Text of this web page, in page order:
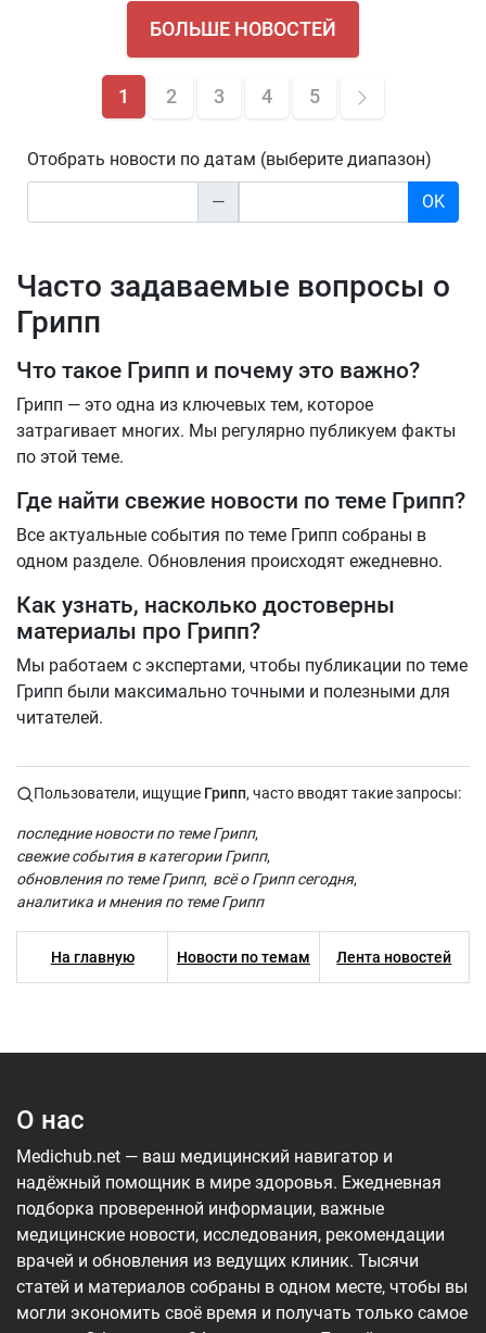
БОЛЬШЕ НОВОСТЕЙ
1 2 3 4 5
Отобрать новости по датам (выберите диапазон)
— OK
Часто задаваемые вопросы о
Грипп
Что такое Грипп и почему это важно?
Грипп — это одна из ключевых тем, которое
затрагивает многих. Мы регулярно публикуем факты
по этой теме.
Где найти свежие новости по теме Грипп?
Все актуальные события по теме Грипп собраны в
одном разделе. Обновления происходят ежедневно.
Как узнать, насколько достоверны
материалы про Грипп?
Мы работаем с экспертами, чтобы публикации по теме
Грипп были максимально точными и полезными для
читателей.
Пользователи, ищущие Грипп, часто вводят такие запросы:
последние новости по теме Грипп
свежие события в категории Грипп
обновления по теме Грипп всё о Грипп сегодня
аналитика и мнения по теме Грипп
На главную Новости по темам Лента новостей
О нас
Medichub.net — ваш медицинский навигатор и
надёжный помощник в мире здоровья. Ежедневная
подборка проверенной информации, важные
медицинские новости, исследования, рекомендации
врачей и обновления из ведущих клиник. Тысячи
статей и материалов собраны в одном месте, чтобы вы
могли экономить своё время и получать только самое